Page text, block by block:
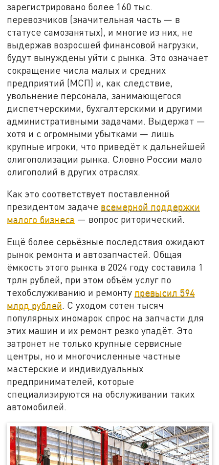
зарегистрировано более 160 тыс.
перевозчиков (значительная часть — в
статусе самозанятых), и многие из них, не
выдержав возросшей финансовой нагрузки,
будут вынуждены уйти с рынка. Это означает
сокращение числа малых и средних
предприятий (МСП) и, как следствие,
увольнение персонала, занимающегося
диспетчерскими, бухгалтерскими и другими
административными задачами. Выдержат —
хотя и с огромными убытками — лишь
крупные игроки, что приведёт к дальнейшей
олигополизации рынка. Словно России мало
олигополий в других отраслях.
Как это соответствует поставленной
президентом задаче всемерной поддержки
малого бизнеса — вопрос риторический.
Ещё более серьёзные последствия ожидают
рынок ремонта и автозапчастей. Общая
ёмкость этого рынка в 2024 году составила 1
трлн рублей, при этом объём услуг по
техобслуживанию и ремонту превысил 594
млрд рублей. С уходом сотен тысяч
популярных иномарок спрос на запчасти для
этих машин и их ремонт резко упадёт. Это
затронет не только крупные сервисные
центры, но и многочисленные частные
мастерские и индивидуальных
предпринимателей, которые
специализируются на обслуживании таких
автомобилей.